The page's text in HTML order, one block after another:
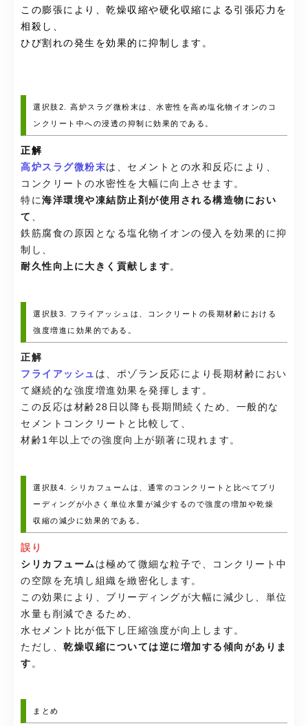
この膨張により、乾燥収縮や硬化収縮による引張応力を
相殺し、
ひび割れの発生を効果的に抑制します。
選択肢2. 高炉スラグ微粉末は、水密性を高め塩化物イオンのコ
ンクリート中への浸透の抑制に効果的である。
正解
高炉スラグ微粉末は、セメントとの水和反応により、
コンクリートの水密性を大幅に向上させます。
特に海洋環境や凍結防止剤が使用される構造物におい
て 、
鉄筋腐食の原因となる塩化物イオンの侵入を効果的に抑
制し、
耐久性向上に大きく貢献します。
選択肢3. フライアッシュは、コンクリートの長期材齢における
強度増進に効果的である。
正解
フライアッシュ は、ポゾラン反応により長期材齢におい
て継続的な強度増進効果を発揮します。
この反応は材齢28日以降も長期間続くため、一般的な
セメントコンクリートと比較して、
材齢1年以上での強度向上が顕著に現れます。
選択肢4. シリカフュームは、通常のコンクリートと比べてブリ
ーディングが小さく単位水量が減少するので強度の増加や乾燥
収縮の減少に効果的である。
誤り
シリカフューム は極めて微細な粒子で、コンクリート中
の空隙を充填し組織を緻密化します。
この効果により、ブリーディングが大幅に減少し、単位
水量も削減できるため、
水セメント比が低下し圧縮強度が向上します。
ただし、 乾燥収縮については逆に増加する傾向がありま
す 。
まとめ